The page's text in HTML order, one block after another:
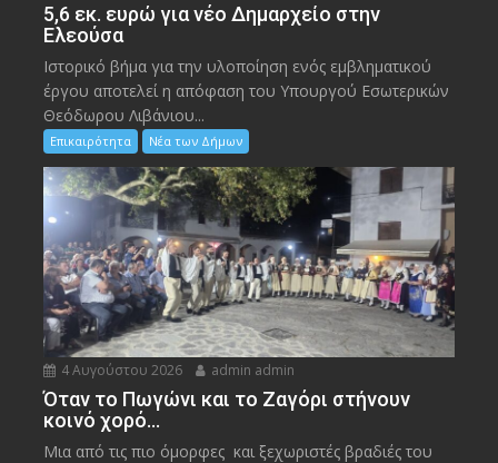
5,6 εκ. ευρώ για νέο Δημαρχείο στην
Ελεούσα
Ιστορικό βήμα για την υλοποίηση ενός εμβληματικού
έργου αποτελεί η απόφαση του Υπουργού Εσωτερικών
Θεόδωρου Λιβάνιου...
Επικαιρότητα Νέα των Δήμων
4 Αυγούστου 2026 admin admin
Όταν το Πωγώνι και το Ζαγόρι στήνουν
κοινό χορό…
Μια από τις πιο όμορφες και ξεχωριστές βραδιές του